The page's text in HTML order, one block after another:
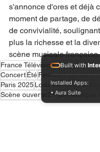
s'annonce d'ores et déjà
moment de partage, de
de convivialité,
plus la richesse et la
scène musicale française.
France TélévisionsParis
ConcertÉtéFestivalFête de la
Paris 2025LoisirsArtistesGratuit
Scène ouverte
21 juinMusique
Built with
Installed Apps:
• Aura Suite